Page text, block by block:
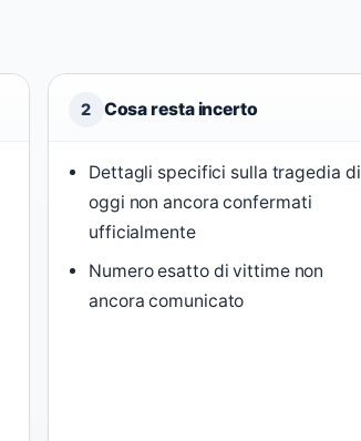
2 Cosa resta incerto
Dettagli specifici sulla tragedia di
oggi non ancora confermati
ufficialmente
Numero esatto di vittime non
ancora comunicato